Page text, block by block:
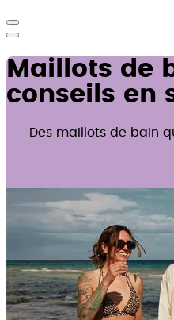
Maillots de
conseils en
Des maillots de bain